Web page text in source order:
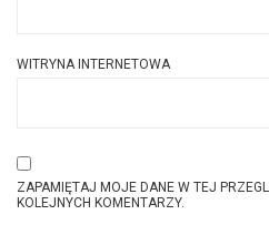
WITRYNA INTERNETOWA
ZAPAMIĘTAJ MOJE DANE W TEJ
KOLEJNYCH KOMENTARZY.